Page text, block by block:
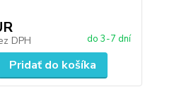
DPH do 3-7 dní
Pridať do košíka